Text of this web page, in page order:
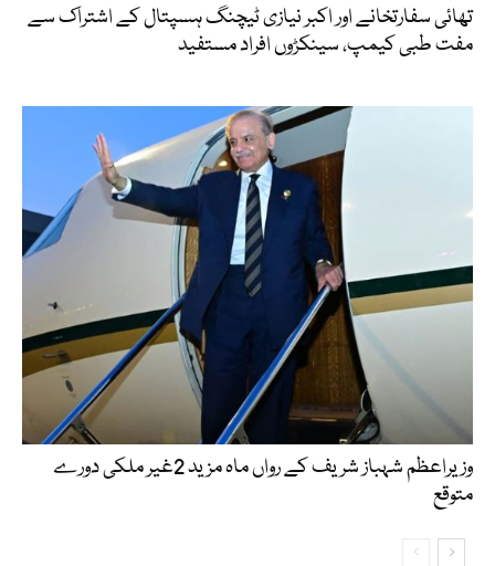
تھائی سفارتخانے اور اکبر نیازی ٹیچنگ ہسپتال کے اشتراک سے
مفت طبی کیمپ، سینکڑوں افراد مستفید
وزیراعظم شہباز شریف کے رواں ماہ مزید 2غیر ملکی دورے
متوقع